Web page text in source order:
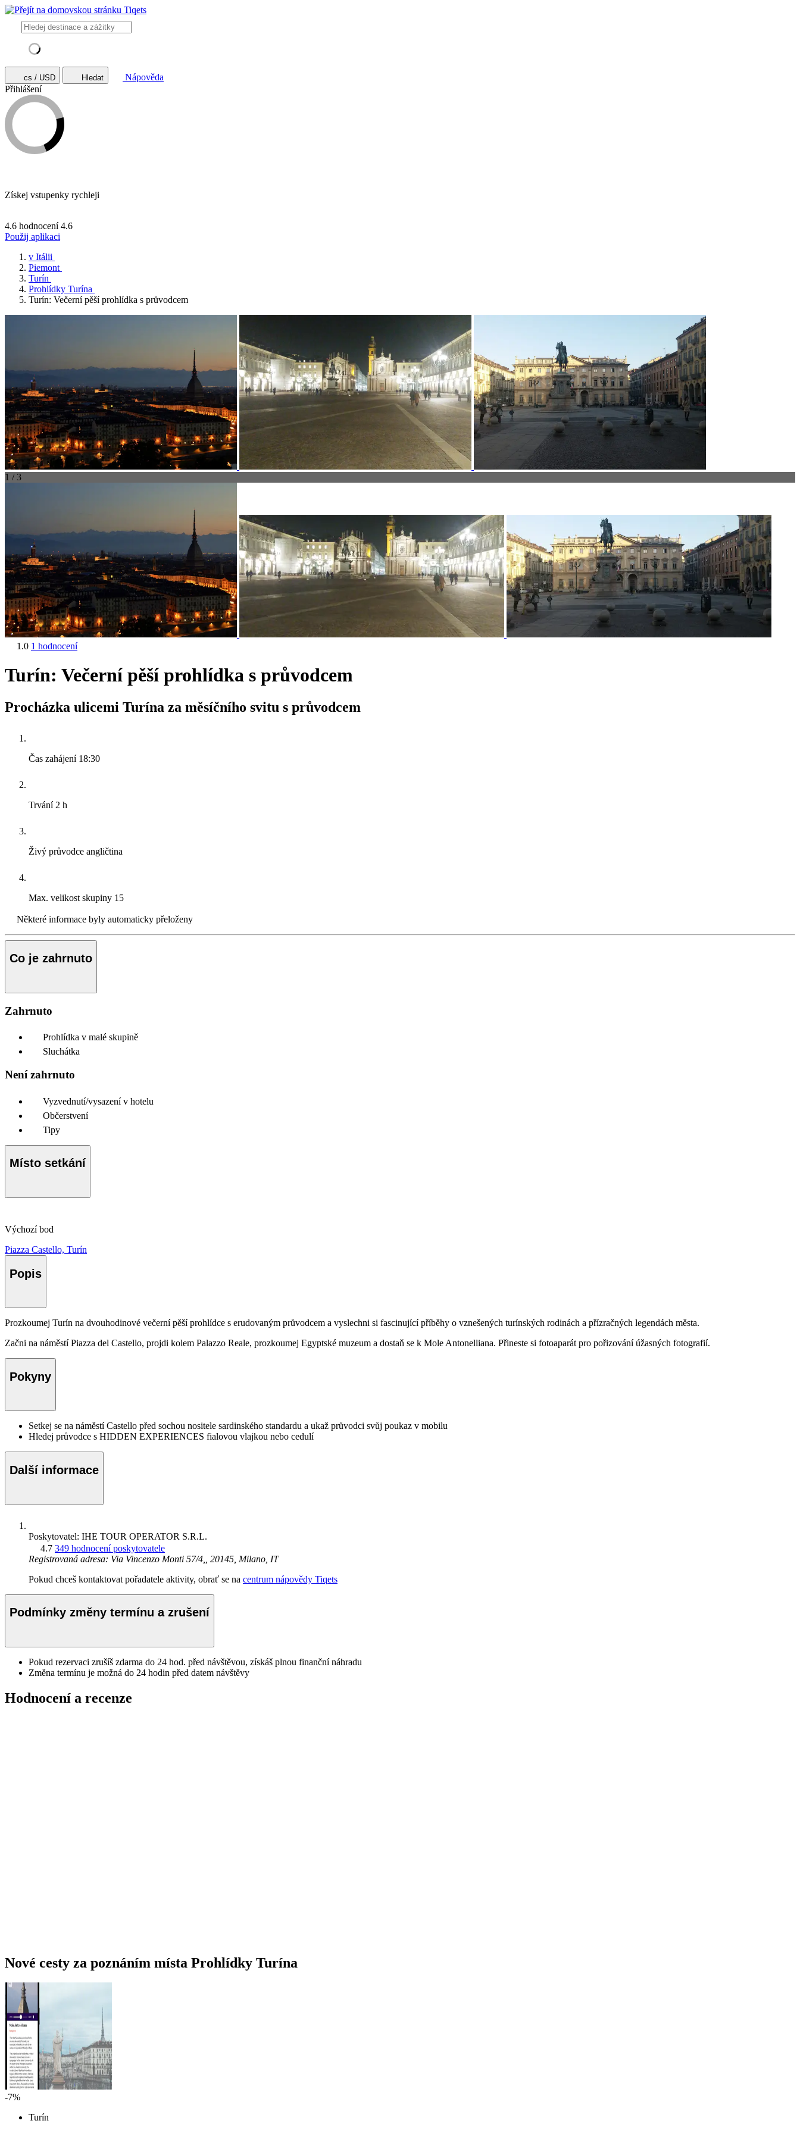
cs / USD Hledat
Nápověda
Přihlášení
Získej vstupenky rychleji
4.6 hodnocení 4.6
Použij aplikaci
v Itálii
Piemont
Turín
Prohlídky Turína
Turín: Večerní pěší prohlídka s průvodcem
1 / 3
1.0 1 hodnocení
Turín: Večerní pěší prohlídka s průvodcem
Procházka ulicemi Turína za měsíčního svitu s průvodcem
Čas zahájení 18:30
Trvání 2 h
Živý průvodce angličtina
Max. velikost skupiny 15
Některé informace byly automaticky přeloženy
Co je zahrnuto
Zahrnuto
Prohlídka v malé skupině
Sluchátka
Není zahrnuto
Vyzvednutí/vysazení v hotelu
Občerstvení
Tipy
Místo setkání
Výchozí bod
Piazza Castello, Turín
Popis
Prozkoumej Turín na dvouhodinové večerní pěší prohlídce s erudovaným průvodcem a vyslechni si fascinující příběhy o vznešených turínských rodinách a přízračných legendách města.
Začni na náměstí Piazza del Castello, projdi kolem Palazzo Reale, prozkoumej Egyptské muzeum a dostaň se k Mole Antonelliana. Přineste si fotoaparát pro pořizování úžasných fotografií.
Pokyny
Setkej se na náměstí Castello před sochou nositele sardinského standardu a ukaž průvodci svůj poukaz v mobilu
Hledej průvodce s HIDDEN EXPERIENCES fialovou vlajkou nebo cedulí
Další informace
Poskytovatel: IHE TOUR OPERATOR S.R.L.
4.7 349 hodnocení poskytovatele
Registrovaná adresa: Via Vincenzo Monti 57/4,, 20145, Milano, IT
Pokud chceš kontaktovat pořadatele aktivity, obrať se na centrum nápovědy Tiqets
Podmínky změny termínu a zrušení
Pokud rezervaci zrušíš zdarma do 24 hod. před návštěvou, získáš plnou finanční náhradu
Změna termínu je možná do 24 hodin před datem návštěvy
Hodnocení a recenze
Nové cesty za poznáním místa Prohlídky Turína
-7%
Turín